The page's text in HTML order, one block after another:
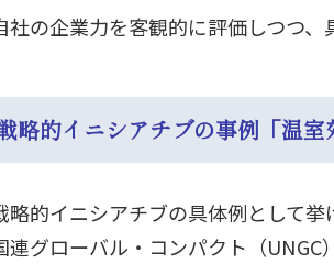
社の企業力を客観的に評価しつつ
略的イニシアチブの事例「温室
略的イニシアチブの具体例として挙
連グローバル・コンパクト（